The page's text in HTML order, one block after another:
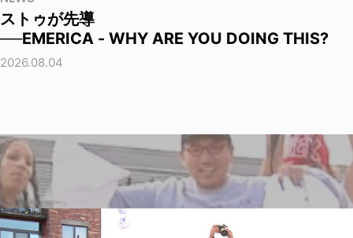
ストゥが先導
──EMERICA - WHY ARE YOU DOING THIS?
2026.08.04